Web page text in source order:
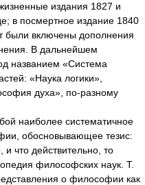
издания 1827 и
в посмертное издание 1840
были включены дополнения
В дальнейшем
названием «Система
«Наука логики»,
духа», по-разному
наиболее систематичное
обосновывающее тезис:
и что действительно, то
философских наук. Т.
о философии как